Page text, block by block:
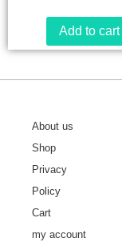
Add to cart
About us
Shop
Privacy
Policy
Cart
my account